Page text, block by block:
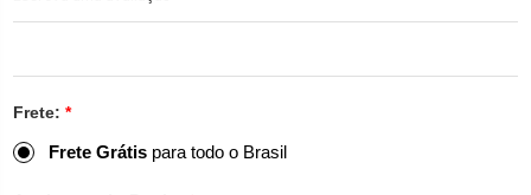
Frete: *
Frete Grátis para todo o Brasil